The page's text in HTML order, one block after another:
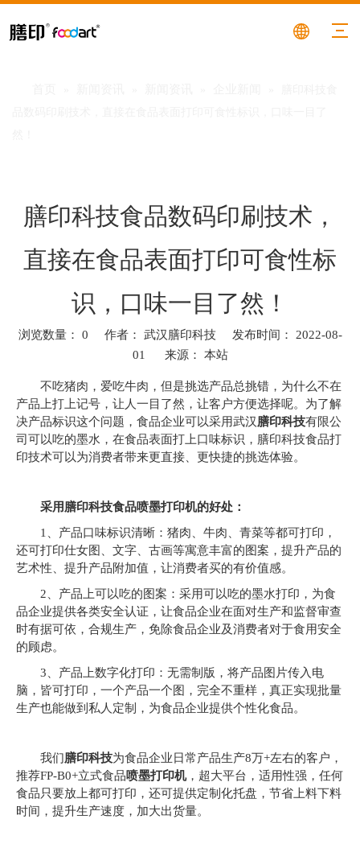
膳印科技食品数码印刷技术，
直接在食品表面打印可食性标
识，口味一目了然！
浏览数量： 0 作者： 武汉膳印科技 发布时间： 2022-08-
01 来源： 本站
不吃猪肉，爱吃牛肉，但是挑选产品总挑错，为什么不在
产品上打上记号，让人一目了然，让客户方便选择呢。为了解
决产品标识这个问题，食品企业可以采用武汉膳印科技有限公
司可以吃的墨水，在食品表面打上口味标识，膳印科技食品打
印技术可以为消费者带来更直接、更快捷的挑选体验。
采用膳印科技食品喷墨打印机的好处：
1、产品口味标识清晰：猪肉、牛肉、青菜等都可打印，
还可打印仕女图、文字、古画等寓意丰富的图案，提升产品的
艺术性、提升产品附加值，让消费者买的有价值感。
2、产品上可以吃的图案：采用可以吃的墨水打印，为食
品企业提供各类安全认证，让食品企业在面对生产和监督审查
时有据可依，合规生产，免除食品企业及消费者对于食用安全
的顾虑。
3、产品上数字化打印：无需制版，将产品图片传入电
脑，皆可打印，一个产品一个图，完全不重样，真正实现批量
生产也能做到私人定制，为食品企业提供个性化食品。
我们膳印科技为食品企业日常产品生产8万+左右的客户，
推荐FP-B0+立式食品喷墨打印机，超大平台，适用性强，任何
食品只要放上都可打印，还可提供定制化托盘，节省上料下料
时间，提升生产速度，加大出货量。